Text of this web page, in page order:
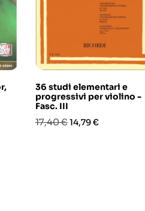
36 studi elementari e
progressivi per violino -
Fasc. III
Prezzo
17,40 €Prezzo
14,79 €